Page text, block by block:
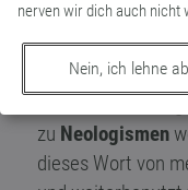
nerven wir dich auch nicht
Nein, ich lehne
neue Wörter.
ihnen ähnlich
Solche
zu Neologismen
dieses Wort von